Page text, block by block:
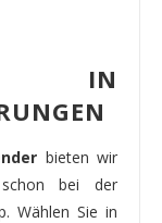
IN
bieten wir
schon bei der
Wählen Sie in